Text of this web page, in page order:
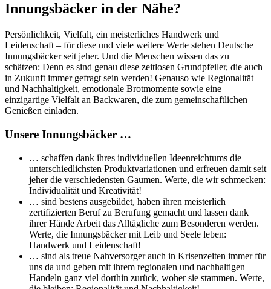
Innungsbäcker in der Nähe?
Persönlichkeit, Vielfalt, ein meisterliches Handwerk und
Leidenschaft – für diese und viele weitere Werte stehen Deutsche
Innungsbäcker seit jeher. Und die Menschen wissen das zu
schätzen: Denn es sind genau diese zeitlosen Grundpfeiler, die auch
in Zukunft immer gefragt sein werden! Genauso wie Regionalität
und Nachhaltigkeit, emotionale Brotmomente sowie eine
einzigartige Vielfalt an Backwaren, die zum gemeinschaftlichen
Genießen einladen.
Unsere Innungsbäcker …
… schaffen dank ihres individuellen Ideenreichtums die
unterschiedlichsten Produktvariationen und erfreuen damit seit
jeher die verschiedensten Gaumen. Werte, die wir schmecken:
Individualität und Kreativität!
… sind bestens ausgebildet, haben ihren meisterlich
zertifizierten Beruf zu Berufung gemacht und lassen dank
ihrer Hände Arbeit das Alltägliche zum Besonderen werden.
Werte, die Innungsbäcker mit Leib und Seele leben:
Handwerk und Leidenschaft!
… sind als treue Nahversorger auch in Krisenzeiten immer für
uns da und geben mit ihrem regionalen und nachhaltigen
Handeln ganz viel dorthin zurück, woher sie stammen. Werte,